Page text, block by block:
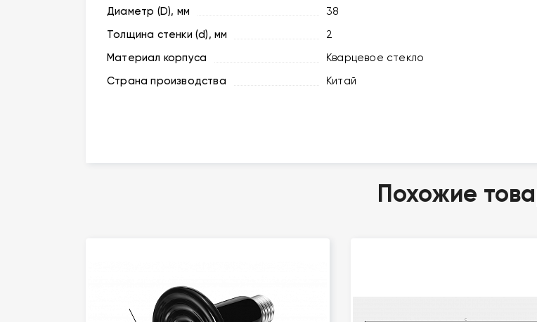
Диаметр (D), мм
38
Толщина стенки (d), мм
2
Материал корпуса
Кварцевое стекло
Страна производства
Китай
Похожие